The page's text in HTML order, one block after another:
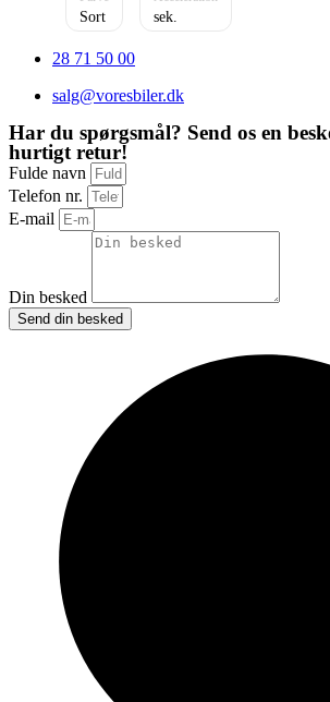
Sort
28 71 50 00
salg@voresbiler.dk
Har du spørgsmål? Send os en
hurtigt retur!
Fulde navn
Telefon nr.
E-mail
Din besked
Send din besked